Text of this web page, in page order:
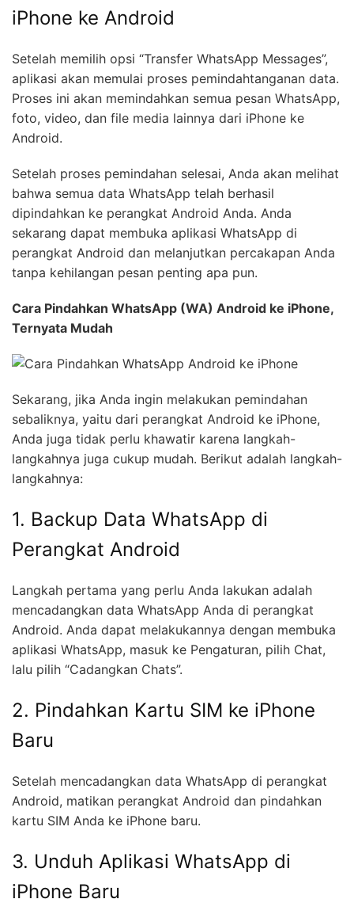
iPhone ke Android
Setelah memilih opsi “Transfer WhatsApp Messages”,
aplikasi akan memulai proses pemindahtanganan data.
Proses ini akan memindahkan semua pesan WhatsApp,
foto, video, dan file media lainnya dari iPhone ke
Android.
Setelah proses pemindahan selesai, Anda akan melihat
bahwa semua data WhatsApp telah berhasil
dipindahkan ke perangkat Android Anda. Anda
sekarang dapat membuka aplikasi WhatsApp di
perangkat Android dan melanjutkan percakapan Anda
tanpa kehilangan pesan penting apa pun.
Cara Pindahkan WhatsApp (WA) Android ke iPhone,
Ternyata Mudah
Sekarang, jika Anda ingin melakukan pemindahan
sebaliknya, yaitu dari perangkat Android ke iPhone,
Anda juga tidak perlu khawatir karena langkah-
langkahnya juga cukup mudah. Berikut adalah langkah-
langkahnya:
1. Backup Data WhatsApp di
Perangkat Android
Langkah pertama yang perlu Anda lakukan adalah
mencadangkan data WhatsApp Anda di perangkat
Android. Anda dapat melakukannya dengan membuka
aplikasi WhatsApp, masuk ke Pengaturan, pilih Chat,
lalu pilih “Cadangkan Chats”.
2. Pindahkan Kartu SIM ke iPhone
Baru
Setelah mencadangkan data WhatsApp di perangkat
Android, matikan perangkat Android dan pindahkan
kartu SIM Anda ke iPhone baru.
3. Unduh Aplikasi WhatsApp di
iPhone Baru